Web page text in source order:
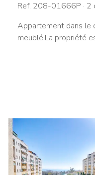
Ref. 208-01666P · 2
Appartement dans le
meublé.La propriété